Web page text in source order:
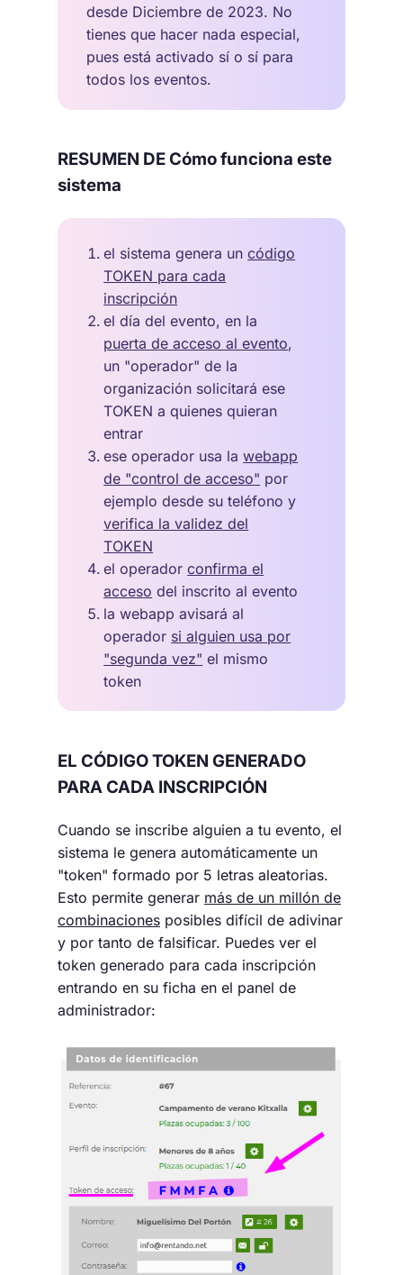
desde Diciembre de 2023. No
tienes que hacer nada especial,
pues está activado sí o sí para
todos los eventos.
RESUMEN DE Cómo funciona este
sistema
el sistema genera uncódigo
TOKEN para cada
inscripción
el día del evento, en la
puerta de acceso al evento,
un "operador" de la
organización solicitará ese
TOKEN a quienes quieran
entrar
ese operador usa lawebapp
de "control de acceso" por
ejemplo desde su teléfono y
verifica la validez del
TOKEN
el operadorconfirma el
acceso del inscrito al evento
la webapp avisará al
operador si alguien usa por
"segunda vez" el mismo
token
EL CÓDIGO TOKEN GENERADO
PARA CADA INSCRIPCIÓN
Cuando se inscribe alguien a tu evento, el
sistema le genera automáticamente un
"token" formado por 5 letras aleatorias.
Esto permite generar más de un millón de
combinaciones posibles difícil de adivinar
y por tanto de falsificar. Puedes ver el
token generado para cada inscripción
entrando en su ficha en el panel de
administrador: